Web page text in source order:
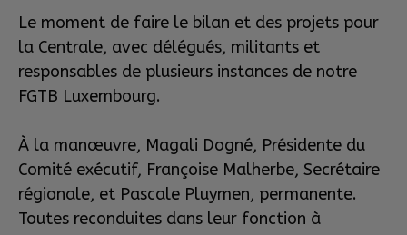
Le moment de faire le bilan et des projets pour
la Centrale, avec délégués, militants et
responsables de plusieurs instances de notre
FGTB Luxembourg.
À la manœuvre, Magali Dogné, Présidente du
Comité exécutif, Françoise Malherbe, Secrétaire
régionale, et Pascale Pluymen, permanente.
Toutes reconduites dans leur fonction à